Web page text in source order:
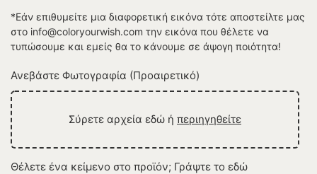
*Εάν επιθυμείτε μια διαφορετική εικόνα τότε αποστείλτε μας
στο info@coloryourwish.com την εικόνα που θέλετε να
τυπώσουμε και εμείς θα το κάνουμε σε άψογη ποιότητα!
Ανεβάστε Φωτογραφία (Προαιρετικό)
Σύρετε αρχεία εδώ ή περιηγηθείτε
Θέλετε ένα κείμενο στο προϊόν; Γράψτε το εδώ